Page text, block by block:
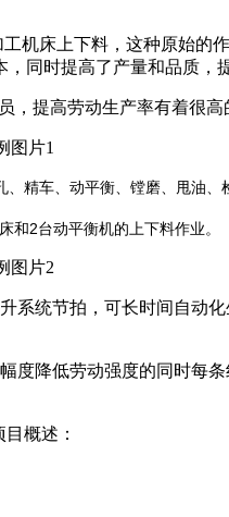
床上下料，这种原始的
同时提高了产量和品质，
提高劳动生产率有着很高
、精车、动平衡 镗磨、甩油、
和2台动平衡机的上下料作业。
节拍，可长时间自动化
低劳动强度的同时每条
概述：